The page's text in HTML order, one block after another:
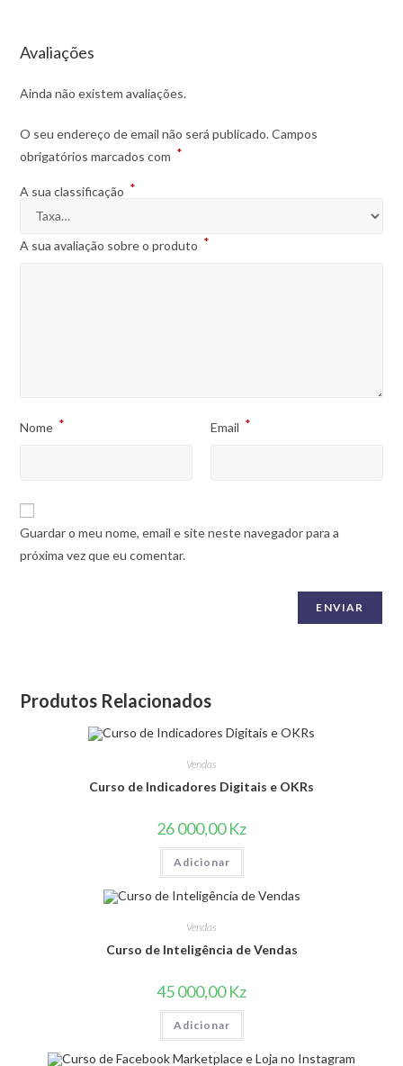
Avaliações
Ainda não existem avaliações.
O seu endereço de email não será publicado. Campos
obrigatórios marcados com *
A sua classificação *
A sua avaliação sobre o produto *
Nome * Email *
Guardar o meu nome, email e site neste navegador para a
próxima vez que eu comentar.
Produtos Relacionados
Vendas
Curso de Indicadores Digitais e OKRs
26 000,00Kz
Adicionar
Vendas
Curso de Inteligência de Vendas
45 000,00Kz
Adicionar